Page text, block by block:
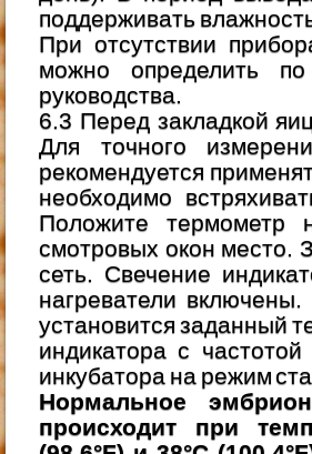
поддерживать
При отсутствии
можно определить
руководства.
6.3 Перед закладкой
Для точного
рекомендуется
необходимо
Положите
смотровых окон место.
сеть. Свечение
нагреватели
установится заданный
индикатора с
инкубатора на режим
Нормальное
происходит при